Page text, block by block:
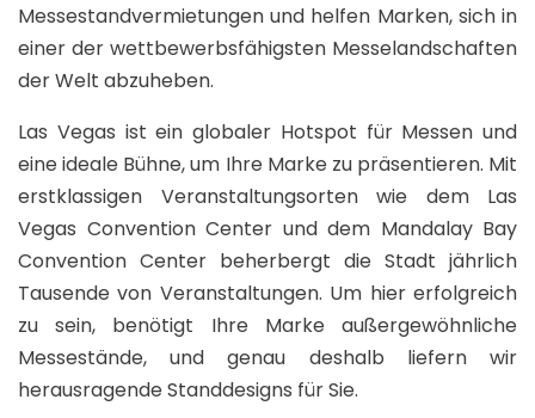
Messestandvermietungen und helfen Marken, sich in
einer der wettbewerbsfähigsten Messelandschaften
der Welt abzuheben.
Las Vegas ist ein globaler Hotspot für Messen und
eine ideale Bühne, um Ihre Marke zu präsentieren. Mit
erstklassigen Veranstaltungsorten wie dem Las
Vegas Convention Center und dem Mandalay Bay
Convention Center beherbergt die Stadt jährlich
Tausende von Veranstaltungen. Um hier erfolgreich
zu sein, benötigt Ihre Marke außergewöhnliche
Messestände, und genau deshalb liefern wir
herausragende Standdesigns für Sie.